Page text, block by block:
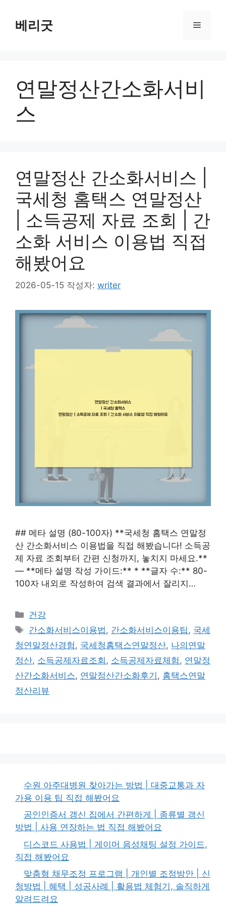
베리굿 메
연말정산간소화서비
스
연말정산 간소화서비스 |
국세청 홈택스 연말정산
| 소득공제 자료 조회 | 간
소화 서비스 이용법 직접
해봤어요
2026-05-15 작성자: writer
## 메타 설명 (80-100자) **국세청 홈택스 연말정
산 간소화서비스 이용법을 직접 해봤습니다! 소득공
제 자료 조회부터 간편 신청까지, 놓치지 마세요.**
— **메타 설명 작성 가이드:** * **글자 수:** 80-
100자 내외로 작성하여 검색 결과에서 잘리지…
카
테
리
건강
태
그
간소화서비스이용법 , 간소화서비스이용팁 , 국세
청연말정산경험 , 국세청홈택스연말정산, 나의연말
정산, 소득공제자료조회 , 소득공제자료체험 , 연말정
산간소화서비스, 연말정산간소화후기 , 홈택스연말
정산리뷰
수원 아주대병원 찾아가는 방법 | 대중교통과 자
가용 이용 팁 직접 해봤어요
공인인증서 갱신 집에서 간편하게 | 종류별 갱신
방법 | 사용 연장하는 법 직접 해봤어요
디스코드 사용법 | 게이머 음성채팅 설정 가이드,
직접 해봤어요
맞춤형 채무조정 프로그램 | 개인별 조정방안 | 신
청방법 | 혜택 | 성공사례 | 활용법 체험기, 솔직하게
알려드려요